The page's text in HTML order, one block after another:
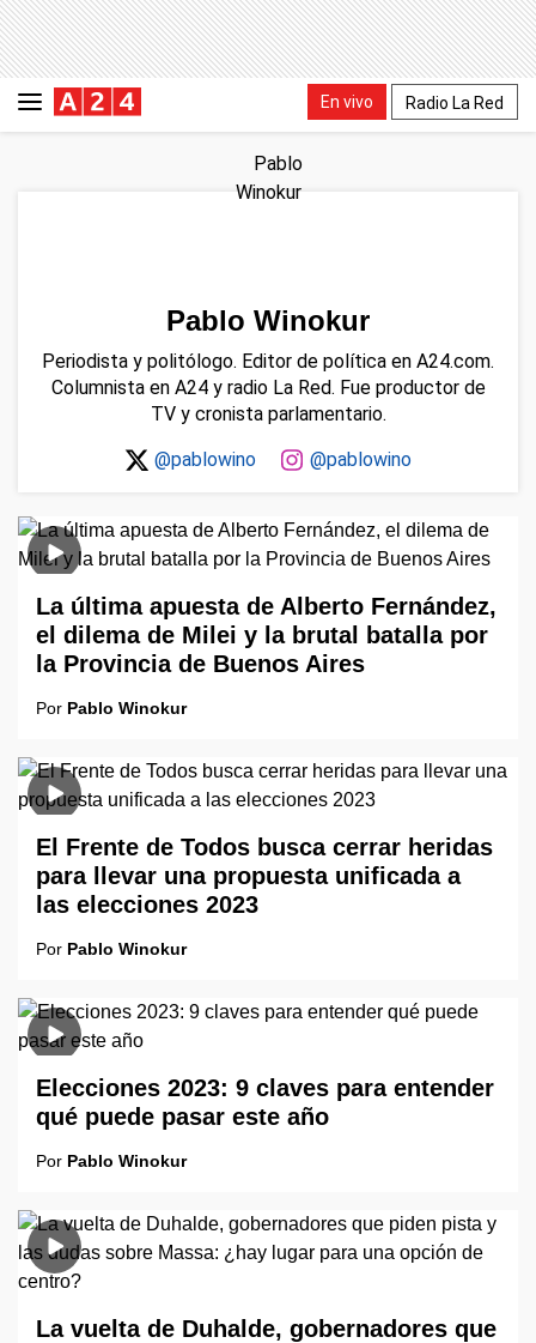
En vivo Radio La Red
Pablo Winokur
Periodista y politólogo. Editor de política en A24.com.
Columnista en A24 y radio La Red. Fue productor de
TV y cronista parlamentario.
@pablowino
@pablowino
La última apuesta de Alberto Fernández,
el dilema de Milei y la brutal batalla por
la Provincia de Buenos Aires
Por Pablo Winokur
El Frente de Todos busca cerrar heridas
para llevar una propuesta unificada a
las elecciones 2023
Por Pablo Winokur
Elecciones 2023: 9 claves para entender
qué puede pasar este año
Por Pablo Winokur
La vuelta de Duhalde, gobernadores que